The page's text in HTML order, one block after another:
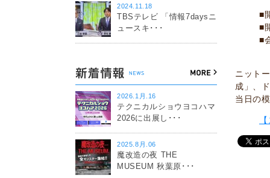
■
■
■
ニット
成」、
当日の
2024.11.18
TBSテレビ 「情報7daysニ
ュースキ･･･
2026.1月.16
テクニカルショウヨコハマ
2026に出展し･･･
2025.8月.06
魔改造の夜 THE
MUSEUM 秋葉原･･･